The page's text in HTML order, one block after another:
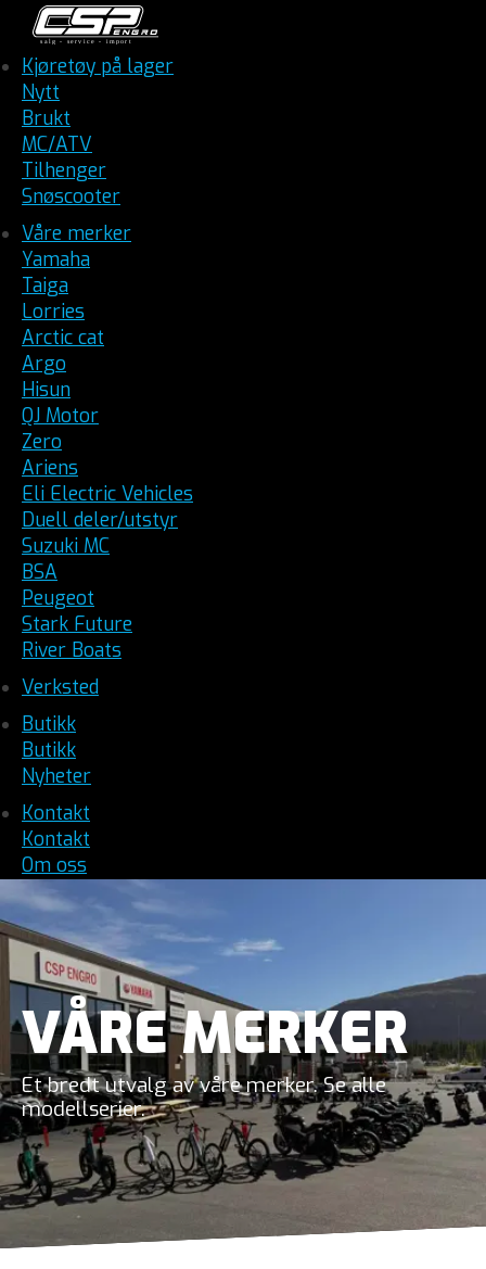
Kjøretøy på lager
Nytt
Brukt
MC/ATV
Tilhenger
Snøscooter
Våre merker
Yamaha
Taiga
Lorries
Arctic cat
Argo
Hisun
QJ Motor
Zero
Ariens
Eli Electric Vehicles
Duell deler/utstyr
Suzuki MC
BSA
Peugeot
Stark Future
River Boats
Verksted
Butikk
Butikk
Nyheter
Kontakt
Kontakt
Om oss
VÅRE MERKER
Et bredt utvalg av våre merker. Se alle
modellserier.